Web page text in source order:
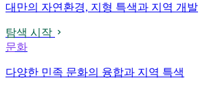
대만의 자연환경, 지형 특색과 지역 개발
탐색 시작
문화
다양한 민족 문화의 융합과 지역 특색